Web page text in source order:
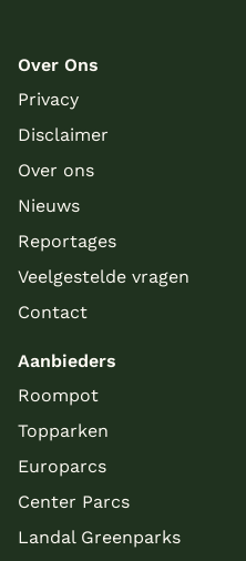
Over Ons
Privacy
Disclaimer
Over ons
Nieuws
Reportages
Veelgestelde vragen
Contact
Aanbieders
Roompot
Topparken
Europarcs
Center Parcs
Landal Greenparks